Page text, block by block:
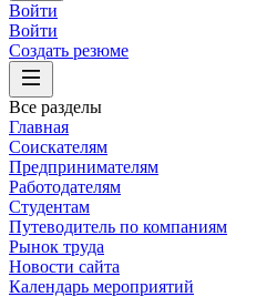
Войти
Войти
Создать резюме
Все разделы
Главная
Соискателям
Предпринимателям
Работодателям
Студентам
Путеводитель по компаниям
Рынок труда
Новости сайта
Календарь мероприятий